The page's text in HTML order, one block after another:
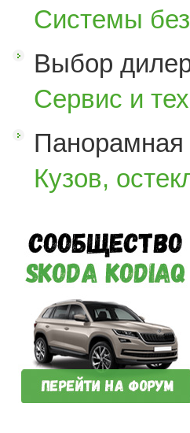
Системы
Выбор
Сервис и
Кузов,